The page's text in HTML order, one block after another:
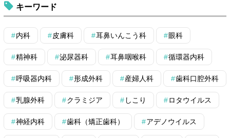
キーワード
内科 皮膚科 耳鼻いんこう科 眼科
精神科 泌尿器科 耳鼻咽喉科 循環器内科
呼吸器内科 形成外科 産婦人科 歯科口腔外科
乳腺外科 クラミジア しこり ロタウイルス
神経内科 歯科（矯正歯科） アデノウイルス